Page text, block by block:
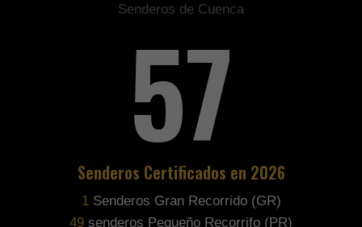
Senderos de Cuenca
75
Senderos Certificados en 2026
1Senderos Gran Recorrido (GR)
65 senderos Pequeño Recorrifo (PR)